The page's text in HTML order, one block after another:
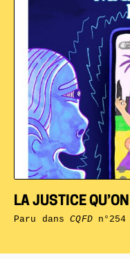
LA JUSTICE
Paru dansCQFD